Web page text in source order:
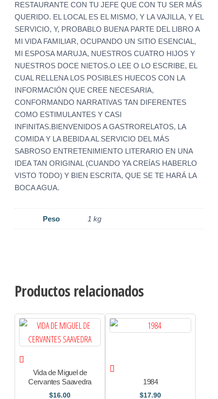
RESTAURANTE CON TU JEFE QUE CON TU SER MÁS
QUERIDO. EL LOCAL ES EL MISMO, Y LA VAJILLA, Y EL
SERVICIO, Y, PROBABLO BUENA PARTE DEL LIBRO A
MI VIDA FAMILIAR, OCUPANDO UN SITIO ESENCIAL,
MI ESPOSA MARUJA, NUESTROS CUATRO HIJOS Y
NUESTROS DOCE NIETOS.O LEE O LO ESCRIBE, EL
CUAL RELLENA LOS POSIBLES HUECOS CON LA
INFORMACIÓN QUE CREE NECESARIA,
CONFORMANDO NARRATIVAS TAN DIFERENTES
COMO ESTIMULANTES Y CASI
INFINITAS.BIENVENIDOS A GASTRORELATOS, LA
COMIDA Y LA BEBIDA AL SERVICIO DEL MÁS
SABROSO ENTRETENIMIENTO LITERARIO EN UNA
IDEA TAN ORIGINAL (CUANDO YA CREÍAS HABERLO
VISTO TODO) Y BIEN ESCRITA, QUE SE TE HARÁ LA
BOCA AGUA.
Peso 1 kg
Productos relacionados
Vida de Miguel de
Cervantes Saavedra
$16.00
1984
$17.90